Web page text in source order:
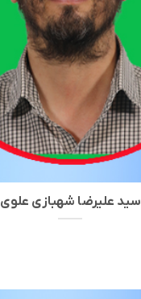
سید علیرضا شهبازی علوی